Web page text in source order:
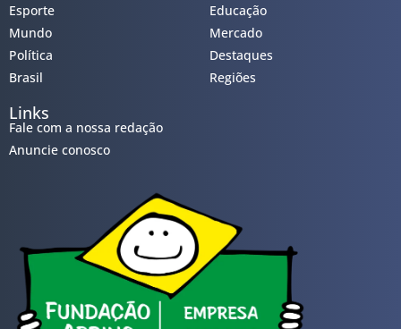
Esporte
Mundo
Política
Brasil
Educação
Mercado
Destaques
Regiões
Links
Fale com a nossa redação
Anuncie conosco